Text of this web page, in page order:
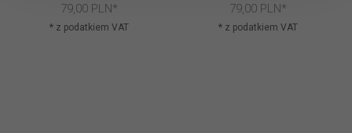
79, 00 PLN*
* z podatkiem VAT
79, 00 PLN*
* z podatkiem VAT